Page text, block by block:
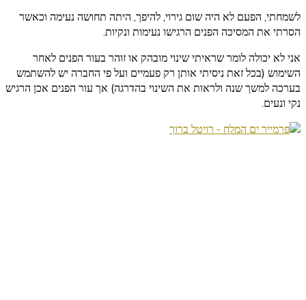
לשמחתי, הפעם לא היה שום גירוי, להיפך, היתה תחושה נעימה וכאשר
הסרתי את המסיכה הפנים הרגישו נעימות ונקיות.
אני לא יכולה לומר שראיתי שינוי מובהק או זוהר בעור הפנים לאחר
השימוש (בכל זאת ניסיתי אותן רק פעמיים ועל פי החברה יש להשתמש
בערכה למשך שנה ולראות את השינוי בהדרגה) אך עור הפנים אכן הרגיש
נקי ונעים.